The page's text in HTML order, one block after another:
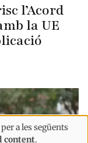
l’Acord
la UE
a les següents
content.